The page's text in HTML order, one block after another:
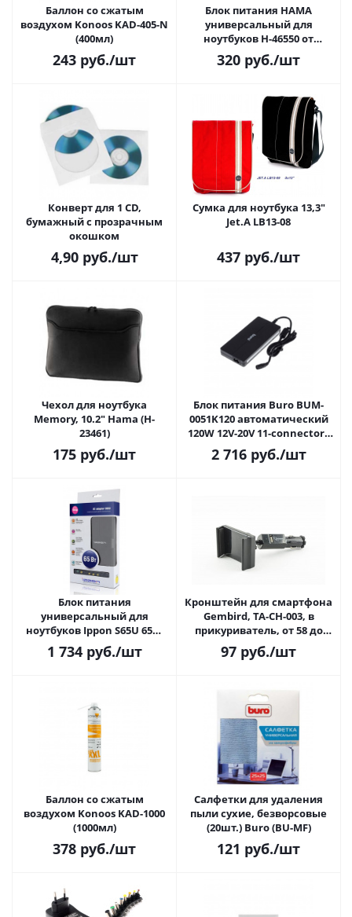
Баллон со сжатым
воздухом Konoos KAD-405-N
(400мл)
243 руб./шт
Блок питания HAMA
универсальный для
ноутбуков H-46550 от
прикуривателя
320 руб./шт
Конверт для 1 CD,
бумажный с прозрачным
окошком
4,90руб./шт
Сумка для ноутбука 13,3"
Jet.A LB13-08
437 руб./шт
Чехол для ноутбука
Memory, 10.2" Hama (H-
23461)
175 руб./шт
Блок питания Buro BUM-
0051K120 автоматический
120W 12V-20V 11-connectors
6A 1xUSB 2A
2 716руб./шт
Блок питания
универсальный для
ноутбуков Ippon S65U 65W
15V-19.5V 8-connectors
1 734руб./шт
Кронштейн для смартфона
Gembird, TA-CH-003, в
прикуриватель, от 58 до
85мм
97 руб./шт
Баллон со сжатым
воздухом Konoos KAD-1000
(1000мл)
378 руб./шт
Салфетки для удаления
пыли сухие, безворсовые
(20шт.) Buro (BU-MF)
121 руб./шт